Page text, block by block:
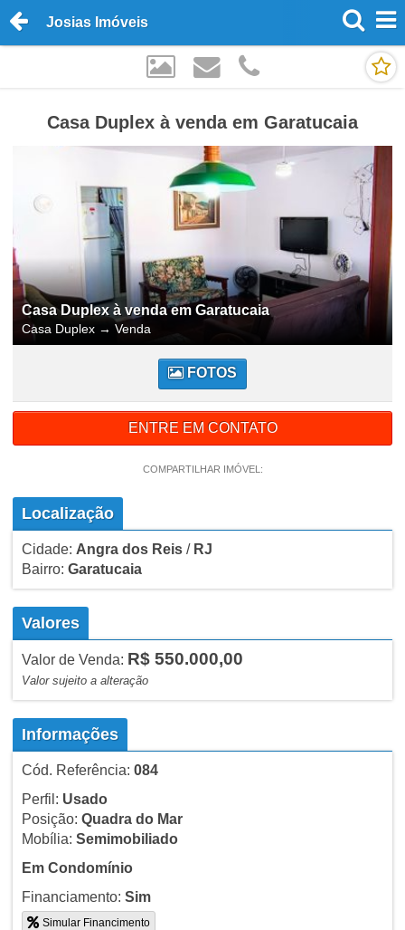
Josias Imóveis
Casa Duplex à venda em Garatucaia
Casa Duplex à venda em Garatucaia
Casa Duplex → Venda
FOTOS
ENTRE EM CONTATO
COMPARTILHAR IMÓVEL:
Localização
Cidade: Angra dos Reis/ RJ
Bairro: Garatucaia
Valores
Valor de Venda: R$ 550.000,00
Valor sujeito a alteração
Informações
Cód. Referência: 084
Perfil: Usado
Posição: Quadra do Mar
Mobília: Semimobiliado
Em Condomínio
Financiamento: Sim
Simular Financimento